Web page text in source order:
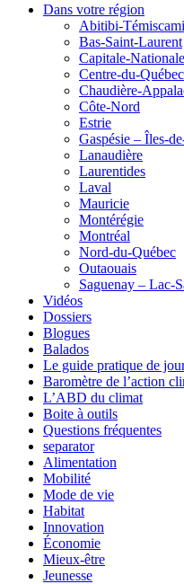
Dans votre région
Abitibi-
Bas-Saint-Laurent
Capitale-Nationale
Centre-du-Québec
Chaudière-
Côte-Nord
Estrie
Gaspésie – Îles-
Lanaudière
Laurentides
Laval
Mauricie
Montérégie
Montréal
Nord-du-Québec
Outaouais
Saguenay – Lac-
Vidéos
Dossiers
Blogues
Balados
Le guide pratique de
Baromètre de l’action
L’ABD du climat
Boite à outils
Questions fréquentes
separator
Alimentation
Mobilité
Mode de vie
Habitat
Innovation
Économie
Mieux-être
Jeunesse